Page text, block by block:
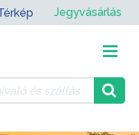
Jegyvásárlás